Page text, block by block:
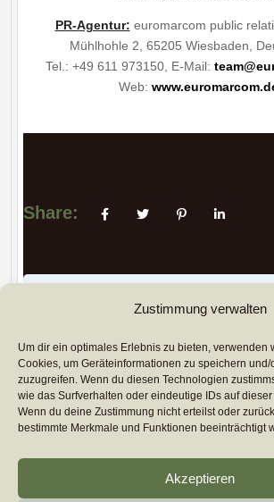
Zustimmung verwalten
Um dir ein optimales Erlebnis zu bieten, verwenden
Cookies, um Geräteinformationen zu speichern und/
zuzugreifen. Wenn du diesen Technologien
wie das Surfverhalten oder eindeutige IDs auf
Wenn du deine Zustimmung nicht erteilst oder
bestimmte Merkmale und Funktionen beeinträchtigt
Akzeptieren
PR-Agentur: euromarcom public
Mühlhohle 2, 65205 Wiesbaden,
Tel.: +49 611 973150, E-Mail:
Web:
Share:
NEXT POST
Copyright 2026euromarcomAll
euromarcom GmbH
Cookie-Richtlinie (EU)